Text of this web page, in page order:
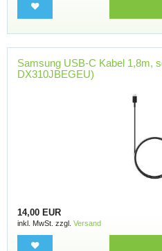
Samsung USB-C Kabel 1,8m,
DX310JBEGEU)
14,00 EUR
inkl. MwSt. zzgl. Versand